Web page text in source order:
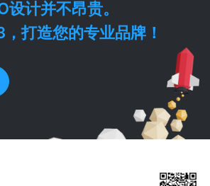
设计并不昂贵。
打造您的专业品牌！